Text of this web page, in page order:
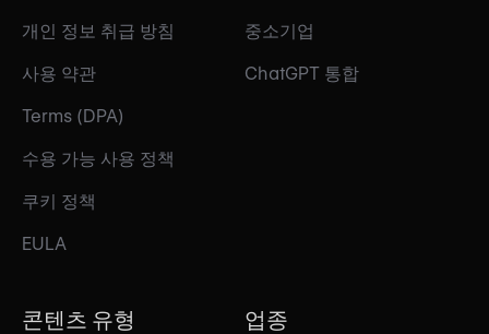
개인 정보 취급 방침
사용 약관
Terms (DPA)
수용 가능 사용 정책
쿠키 정책
EULA
중소기업
ChatGPT 통합
콘텐츠 유형 업종